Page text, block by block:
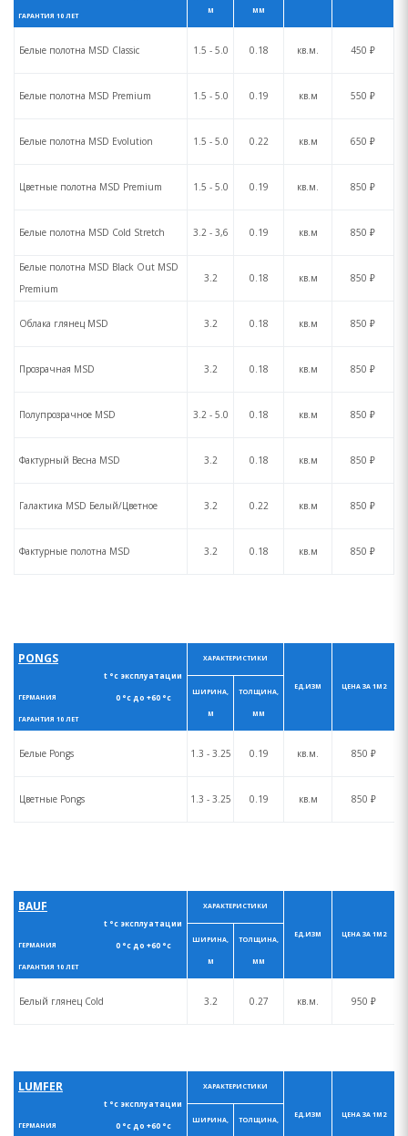
ГАРАНТИЯ 10 ЛЕТ
М ММ
Белые полотна MSD Сlassic 1.5 - 5.0 0.18 кв.м. 450 ₽
Белые полотна MSD Premium 1.5 - 5.0 0.19 кв.м 550 ₽
Белые полотна MSD Evolution 1.5 - 5.0 0.22 кв.м 650 ₽
Цветные полотна MSD Premium 1.5 - 5.0 0.19 кв.м. 850 ₽
Белые полотна MSD Cold Stretch 3.2 - 3,6 0.19 кв.м 850 ₽
Белые полотна MSD Black Out MSD
Premium
3.2 0.18 кв.м 850 ₽
Облака глянец MSD 3.2 0.18 кв.м 850 ₽
Прозрачная MSD 3.2 0.18 кв.м 850 ₽
Полупрозрачное MSD 3.2 - 5.0 0.18 кв.м 850 ₽
Фактурный Весна MSD 3.2 0.18 кв.м 850 ₽
Галактика MSD Белый/Цветное 3.2 0.22 кв.м 850 ₽
Фактурные полотна MSD 3.2 0.18 кв.м 850 ₽
PONGS
t °с эксплуатации
0 °с до +60 °с
ГЕРМАНИЯ
ГАРАНТИЯ 10 ЛЕТ
ХАРАКТЕРИСТИКИ
ЕД.ИЗМ ЦЕНА ЗА 1М2
ШИРИНА,
М
ТОЛЩИНА,
ММ
Белые Pongs 1.3 - 3.25 0.19 кв.м. 850 ₽
Цветные Pongs 1.3 - 3.25 0.19 кв.м 850 ₽
BAUF
t °с эксплуатации
0 °с до +60 °с
ГЕРМАНИЯ
ГАРАНТИЯ 10 ЛЕТ
ХАРАКТЕРИСТИКИ
ЕД.ИЗМ ЦЕНА ЗА 1М2
ШИРИНА,
М
ТОЛЩИНА,
ММ
Белый глянец Cold 3.2 0.27 кв.м. 950 ₽
LUMFER
t °с эксплуатации
0 °с до +60 °с
ГЕРМАНИЯ
ХАРАКТЕРИСТИКИ
ЕД.ИЗМ ЦЕНА ЗА 1М2
ШИРИНА, ТОЛЩИНА,